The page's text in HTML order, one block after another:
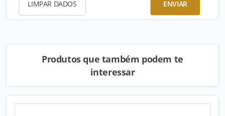
LIMPAR DADOS ENVIAR
Produtos que também podem te
interessar